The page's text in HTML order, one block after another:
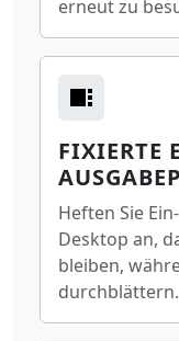
erneut zu
FIXIERTE
Heften Sie
Desktop an,
bleiben,
durchblättern.